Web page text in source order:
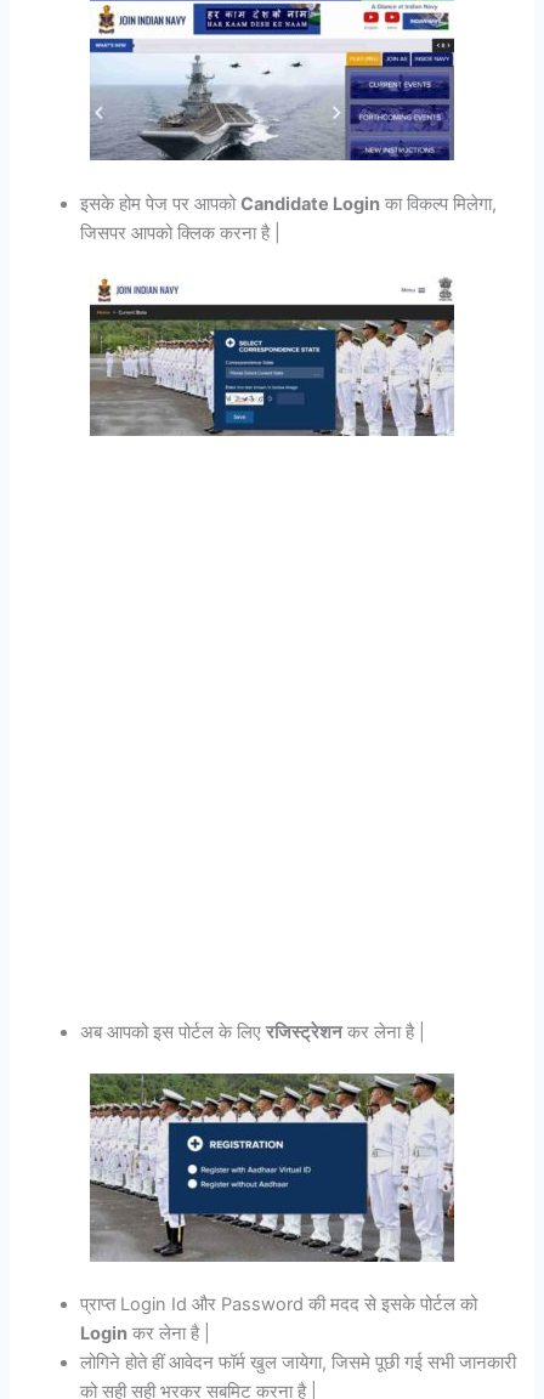
इसके होम पेज पर आपकोCandidate Login का विकल्प मिलेगा,
जिसपर आपको क्लिक करना है |
अब आपको इस पोर्टल के लिएरजिस्ट्रेशनकर लेना है |
प्राप्त Login Id और Password की मदद से इसके पोर्टल को
Login कर लेना है |
लोगिने होते हीं आवेदन फॉर्म खुल जायेगा, जिसमे पूछी गई सभी जानकारी
को सही सही भरकर सबमिट करना है |